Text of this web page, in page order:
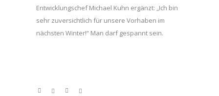
Entwicklungschef Michael Kuhn ergänzt: „Ich bin
sehr zuversichtlich für unsere Vorhaben im
nächsten Winter!“ Man darf gespannt sein.